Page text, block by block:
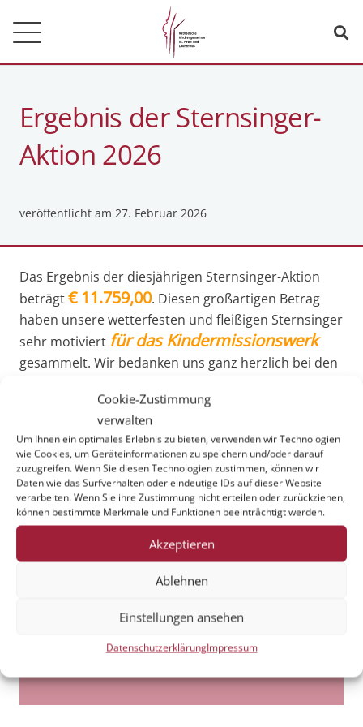
Cookie-Zustimmung
verwalten
Um Ihnen ein optimales Erlebnis zu bieten, verwenden wir Technologien
wie Cookies, um Geräteinformationen zu speichern und/oder darauf
zuzugreifen. Wenn Sie diesen Technologien zustimmen, können wir
Daten wie das Surfverhalten oder eindeutige IDs auf dieser Website
verarbeiten. Wenn Sie ihre Zustimmung nicht erteilen oder zurückziehen,
können bestimmte Merkmale und Funktionen beeinträchtigt werden.
Akzeptieren
Ablehnen
Einstellungen ansehen
DatenschutzerklärungImpressum
Ergebnis der Sternsinger-
Aktion 2026
veröffentlicht am 27. Februar 2026
Das Ergebnis der diesjährigen Sternsinger-Aktion
beträgt€ 11.759,00. Diesen großartigen Betrag
haben unsere wetterfesten und fleißigen Sternsinger
sehr motiviert für das Kindermissionswerk
gesammelt. Wir bedanken uns ganz herzlich bei den
Einsatz! Ein großer Dank gilt auch unseren sehr
geduldigen und flexiblen Organisatoren der Aktion
und natürlich Ihnen allen, die im Rahmen der
Sternsinger-Aktion großherzig gespendet haben!
weitere Beiträge:
Es wurden keine weiteren Ankündigungen